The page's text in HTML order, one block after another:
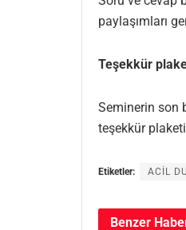
paylaşımları
Teşekkür
Seminerin son
teşekkür
Etiketler: ACİL
Benzer